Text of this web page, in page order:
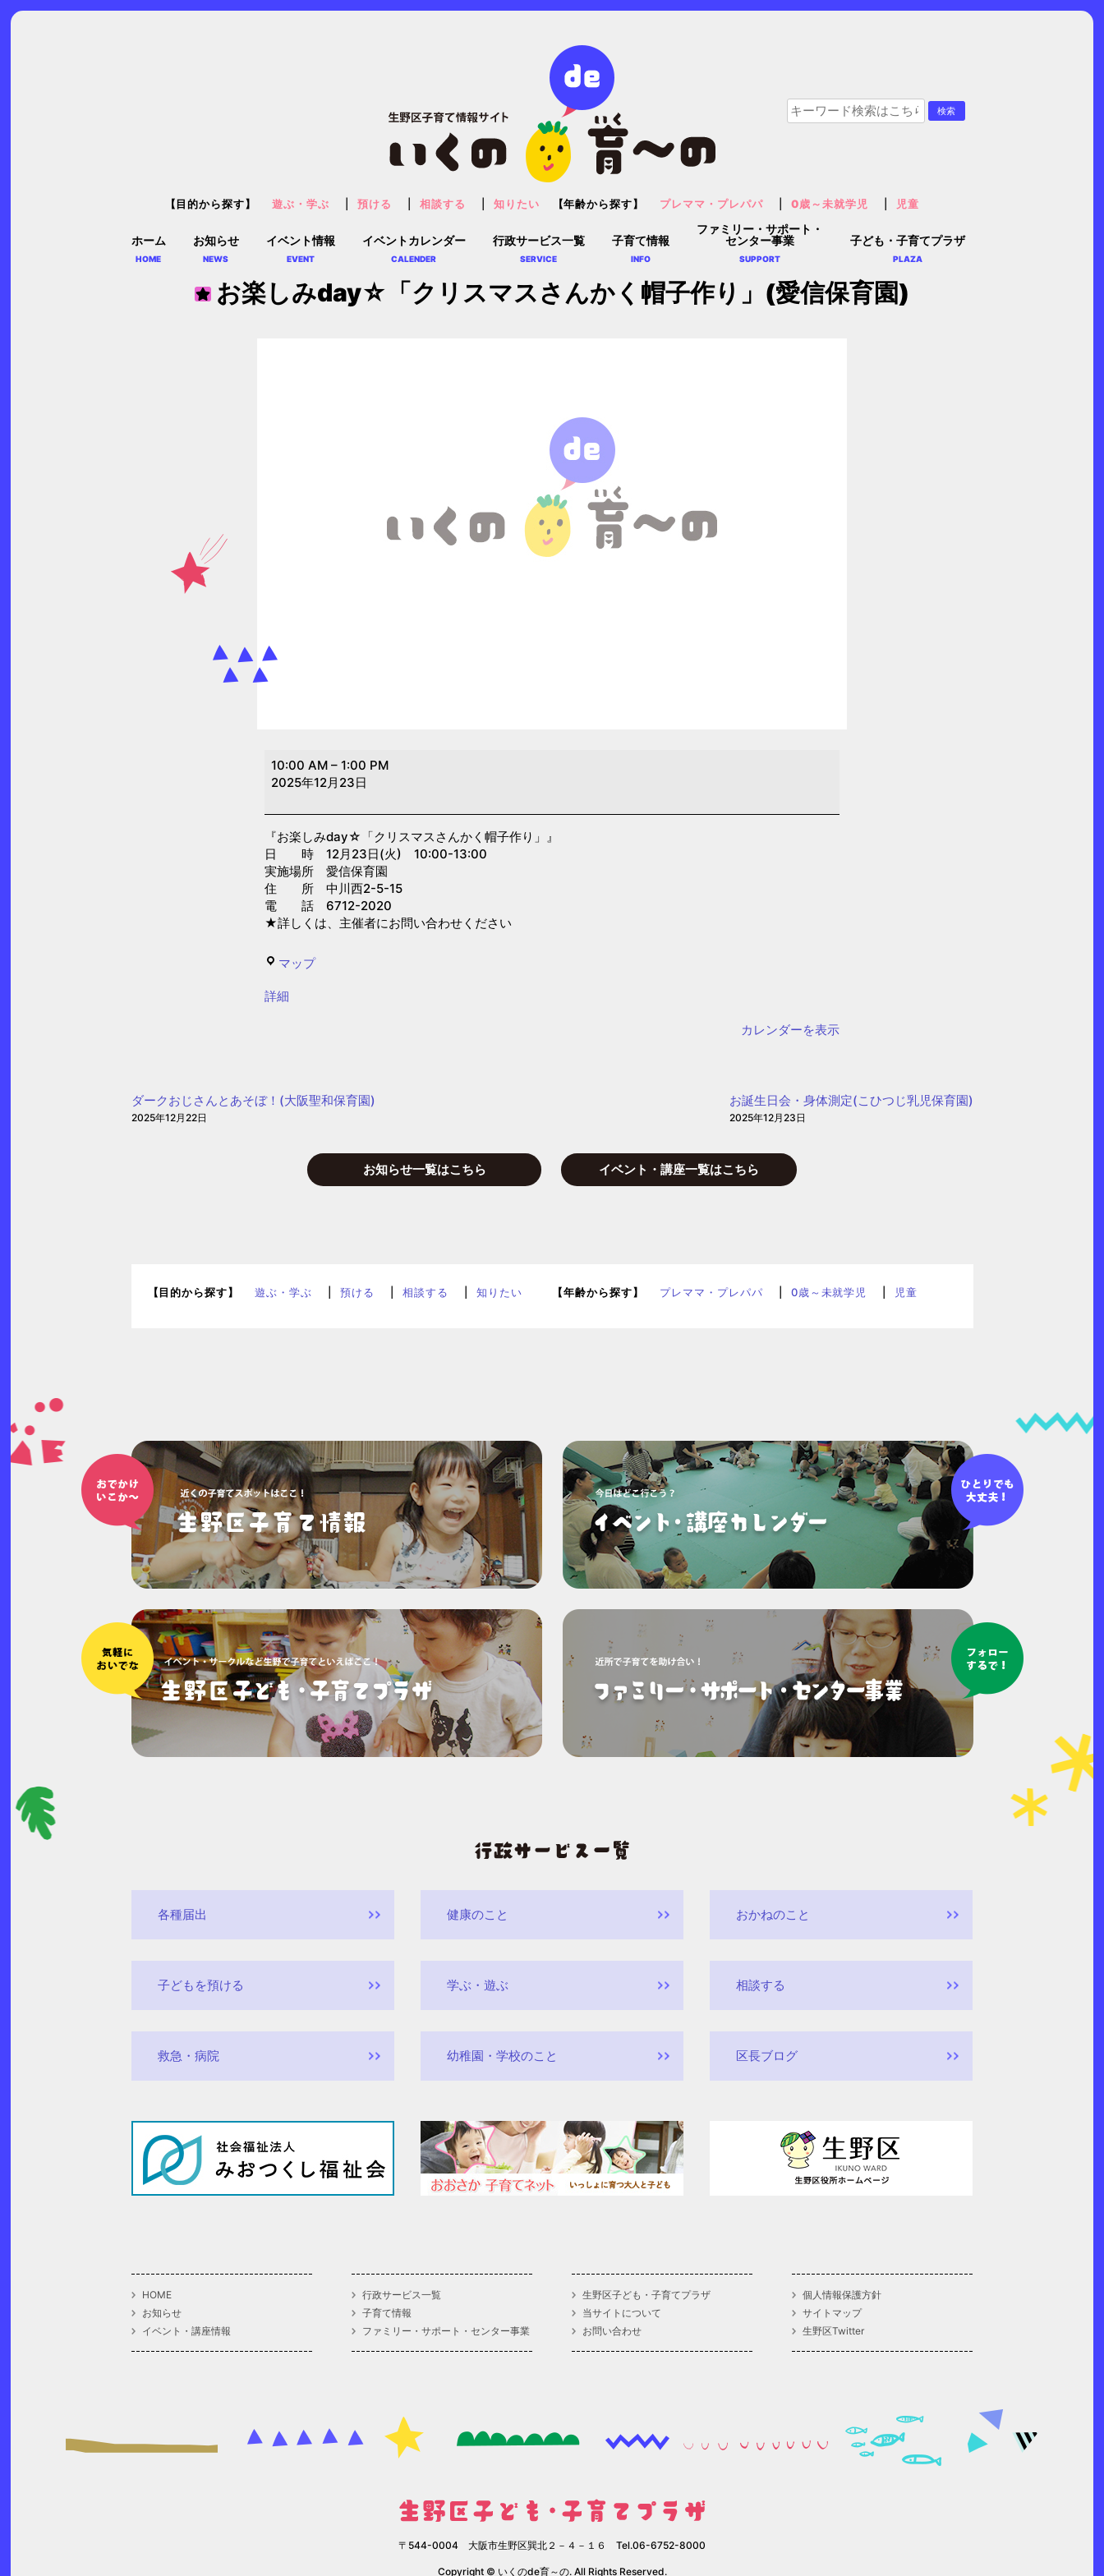
ホーム
HOME
お知らせ
NEWS
イベント情報
EVENT
イベントカレンダー
CALENDER
行政サービス一覧
SERVICE
子育て情報
INFO
ファミリー・サポート・
センター事業
SUPPORT
子ども・子育てプラザ
PLAZA
【目的から探す】 遊ぶ・学ぶ 預ける 相談する 知りたい 【年齢から探す】 プレママ・プレパパ 0歳～未就学児 児童
お楽しみday☆「クリスマスさんかく帽子作り」(愛信保育園)
お
楽
day☆「ク
リ
ス
マ
ス
か
り」
10:00 AM – 1:00 PM
2025年12月23日
『お楽しみday☆「クリスマスさんかく帽子作り」』
日 時 12月23日(火) 10:00-13:00
実施場所 愛信保育園
住 所 中川西2-5-15
電 話 6712-2020
★詳しくは、主催者にお問い合わせください
マップ愛
{title}
詳細
カレンダーを表示
ダークおじさんとあそぼ！(大阪聖和保育園)
2025年12月22日
お誕生日会・身体測定(こひつじ乳児保育園)
2025年12月23日
お知らせ一覧はこちら イベント・講座一覧はこちら
【目的から探す】 遊ぶ・学ぶ 預ける 相談する 知りたい 【年齢から探す】 プレママ・プレパパ 0歳～未就学児 児童
各種届出 健康のこと おかねのこと
子どもを預ける 学ぶ・遊ぶ 相談する
救急・病院 幼稚園・学校のこと 区長ブログ
HOME
お知らせ
イベント・講座情報
行政サービス一覧
子育て情報
ファミリー・サポート・センター事業
生野区子ども・子育てプラザ
当サイトについて
お問い合わせ
個人情報保護方針
サイトマップ
生野区Twitter
〒544-0004 大阪市生野区巽北２－４－１６ Tel.06-6752-8000
Copyright © いくのde育～の. All Rights Reserved.